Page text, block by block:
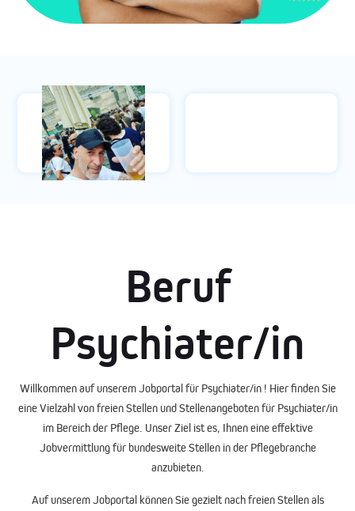
Beruf
Psychiater/in
Willkommen auf unseremJobportalfür Psychiater/in ! Hier finden Sie
eine Vielzahl vonfreien StellenundStellenangebotenfür Psychiater/in
im Bereich der Pflege. Unser Ziel ist es, Ihnen eine effektive
Jobvermittlungfür bundesweite Stellen in der Pflegebranche
anzubieten.
Auf unseremJobportalkönnen Sie gezielt nach freien Stellen als